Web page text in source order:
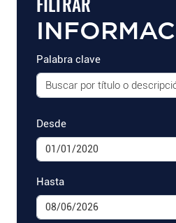
FILTRAR
Palabra clave
Desde
Hasta